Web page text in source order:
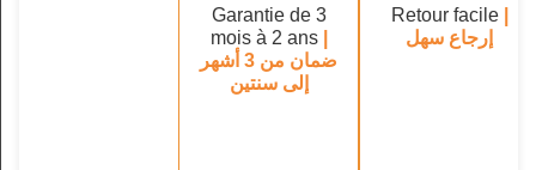
Garantie de 3
mois à 2 ans|
ضمان من 3 أشهر
إلى سنتين
Retour facile|
إرجاع سهل